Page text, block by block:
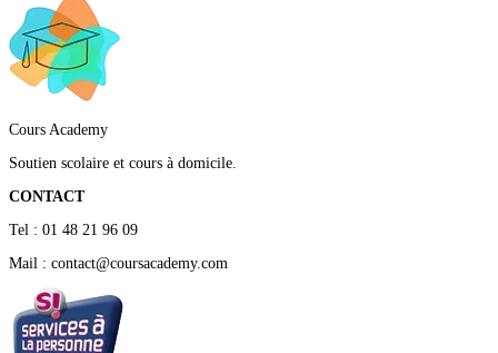
Cours Academy
Soutien scolaire et cours à domicile.
CONTACT
Tel : 01 48 21 96 09
Mail : contact@coursacademy.com